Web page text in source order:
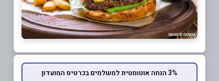
3% הנחה אוטומטית למשלמים בכרטיס המועדון